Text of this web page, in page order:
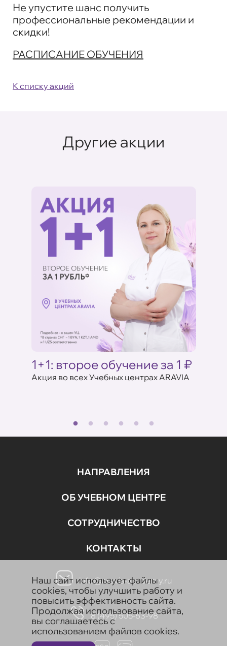
Не упустите шанс получить
профессиональные рекомендации и
скидки!
РАСПИСАНИЕ ОБУЧЕНИЯ
К списку акций
Другие акции
1+1: второе обучение за 1 ₽
Акция во всех Учебных центрах ARAVIA
НАПРАВЛЕНИЯ
ОБ УЧЕБНОМ ЦЕНТРЕ
СОТРУДНИЧЕСТВО
КОНТАКТЫ
info@aravia-academy.ru
8 (495) 505-63-98
Наш сайт использует файлы
cookies, чтобы улучшить работу и
повысить эффективность сайта.
Продолжая использование сайта,
вы соглашаетесь с
использованием файлов cookies.